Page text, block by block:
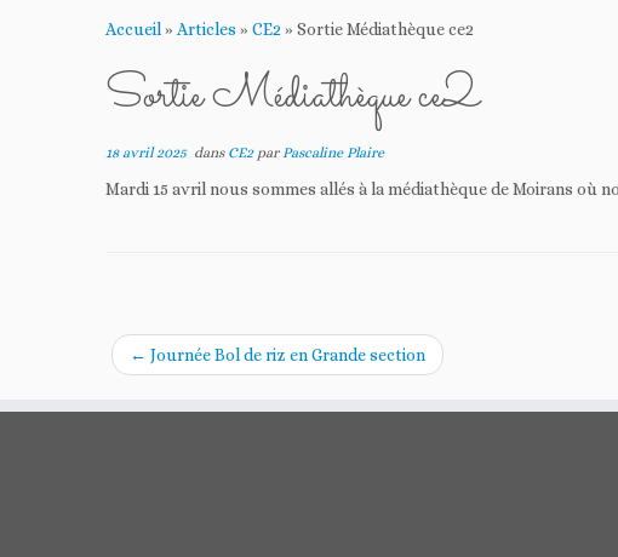
Accueil » Articles » CE2 » Sortie Médiathèque ce2
Sortie Médiathèque ce2
18 avril 2025dans CE2 parPascaline Plaire
Mardi 15 avril nous sommes allés à la médiathèque de Moirans où
← Journée Bol de riz en Grande section